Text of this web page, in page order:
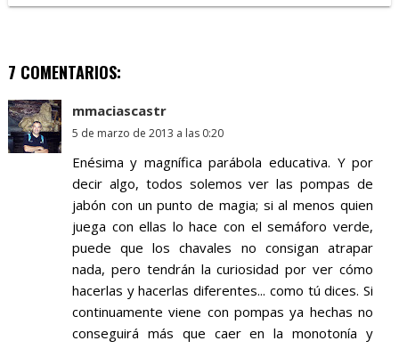
7 COMENTARIOS:
mmaciascastr
5 de marzo de 2013 a las 0:20
Enésima y magnífica parábola educativa. Y por
decir algo, todos solemos ver las pompas de
jabón con un punto de magia; si al menos quien
juega con ellas lo hace con el semáforo verde,
puede que los chavales no consigan atrapar
nada, pero tendrán la curiosidad por ver cómo
hacerlas y hacerlas diferentes... como tú dices. Si
continuamente viene con pompas ya hechas no
conseguirá más que caer en la monotonía y